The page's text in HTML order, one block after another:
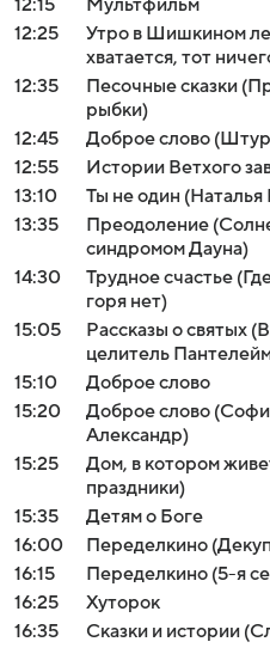
12:15
Мультфильм
12:25
Утро в Шишкином
хватается, тот
12:35
Песочные сказки
рыбки)
12:45
Доброе слово
12:55
Истории Ветхого
13:10
Ты не один (Наталья
13:35
Преодоление
синдромом Дауна)
14:30
Трудное счастье
горя нет)
15:05
Рассказы о святых
целитель
15:10
Доброе слово
15:20
Доброе слово
Александр)
15:25
Дом, в котором
праздники)
15:35
Детям о Боге
16:00
Переделкино
16:15
Переделкино (5-я
16:25
Хуторок
16:35
Сказки и истории